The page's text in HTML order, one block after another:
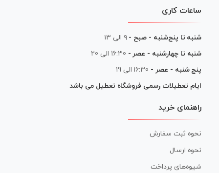
ساعات کاری
شنبه تا پنج‌شنبه - صبح - ۹ الی ۱۳
شنبه تا چهارشنبه - عصر - 16:30 الی 20
پنج شنبه - عصر - 16:30 الی 19
ایام تعطیلات رسمی فروشگاه تعطیل می باشد
راهنمای خرید
نحوه ثبت سفارش
نحوه ارسال
شیوه‌های پرداخت